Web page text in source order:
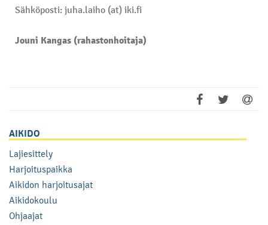
Sähköposti: juha.laiho (at) iki.fi
Jouni Kangas (rahastonhoitaja)
AIKIDO
Lajiesittely
Harjoituspaikka
Aikidon harjoitusajat
Aikidokoulu
Ohjaajat